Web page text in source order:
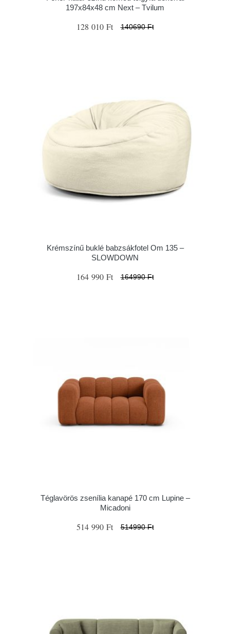
197x84x48 cm Next – Tvilum
128 010 Ft 140690 Ft
Krémszínű buklé babzsákfotel Om 135 –
SLOWDOWN
164 990 Ft 164990 Ft
Téglavörös zsenília kanapé 170 cm Lupine –
Micadoni
514 990 Ft 514990 Ft